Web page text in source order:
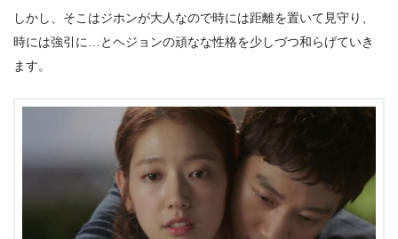
しかし、そこはジホンが大人なので時には距離を置いて見守り、
時には強引に…とヘジョンの頑なな性格を少しづつ和らげていき
ます。